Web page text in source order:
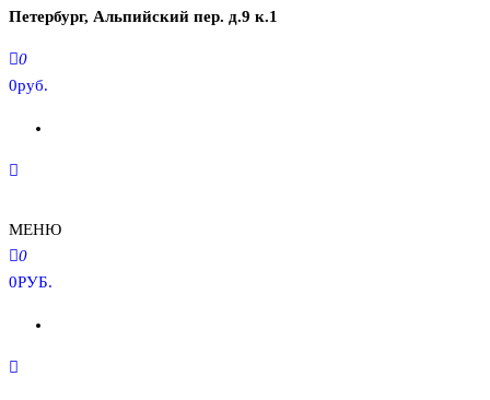
Петербург, Альпийский пер. д.9 к.1
0
0руб.
МЕНЮ
0
0РУБ.